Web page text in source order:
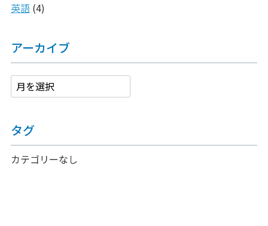
英語(4)
アーカイブ
タグ
カテゴリーなし